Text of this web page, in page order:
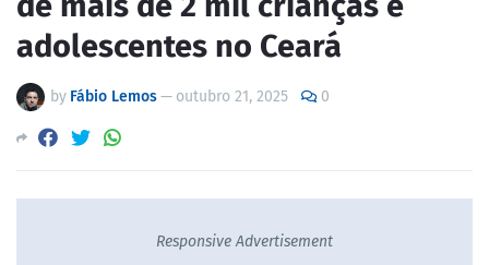
adolescentes no Ceará
by Fábio Lemos— outubro 21, 2025 0
Responsive Advertisement